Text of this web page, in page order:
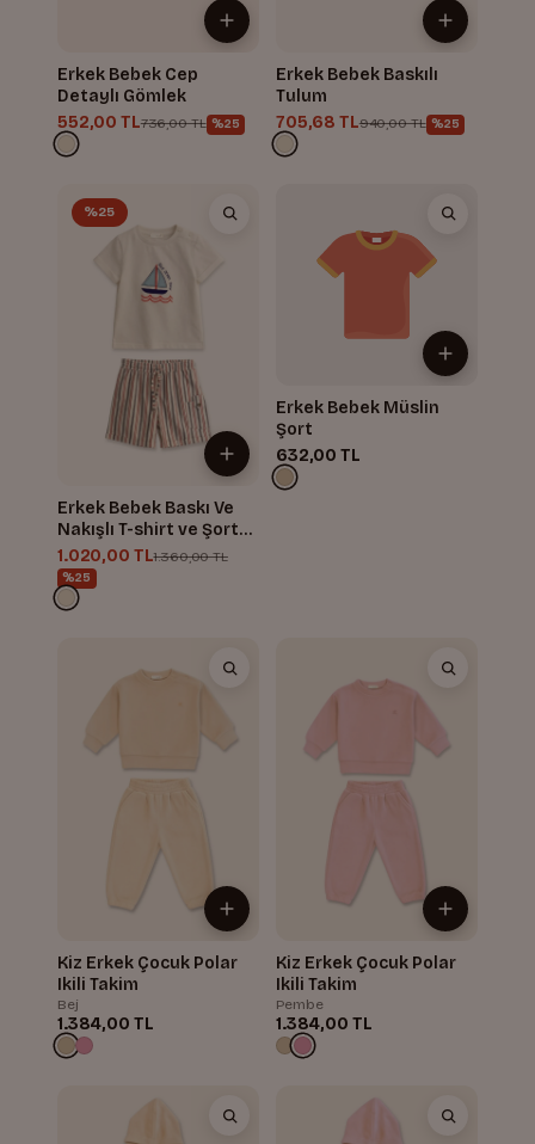
Erkek Bebek Cep
Detaylı Gömlek
552,00 TL736,00 TL %25
Erkek Bebek Baskılı
Tulum
705,68 TL940,00 TL %25
%25
Erkek Bebek Baskı Ve
Nakışlı T-shirt ve Şort
Takım
1.020,00 TL1.360,00 TL
%25
Erkek Bebek Müslin
Şort
632,00 TL
Kiz Erkek Çocuk Polar
Ikili Takim
Bej
1.384,00 TL
Kiz Erkek Çocuk Polar
Ikili Takim
Pembe
1.384,00 TL